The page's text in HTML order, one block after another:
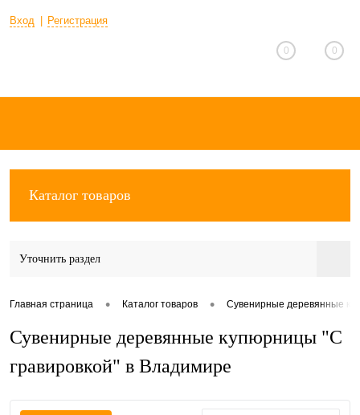
Вход Регистрация
0 0
Каталог товаров
Уточнить раздел
Главная страница • Каталог товаров • Сувенирные деревянные
Сувенирные деревянные купюрницы "C
гравировкой" в Владимире